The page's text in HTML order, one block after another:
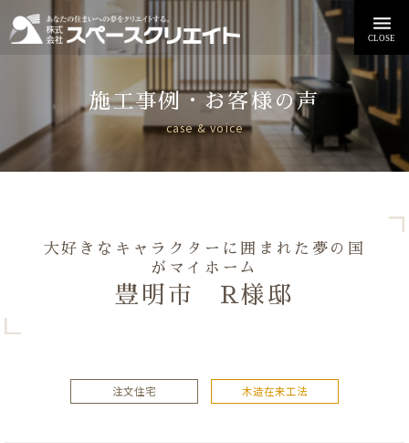
施工事例・お客様の声
case & voice
大好きなキャラクターに囲まれた夢の国
がマイホーム
豊明市 R様邸
注文住宅 木造在来工法